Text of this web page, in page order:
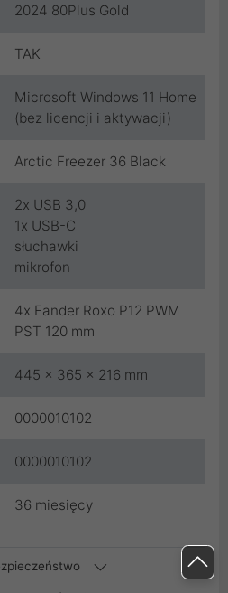
2024 80Plus Gold
TAK
Microsoft Windows 11 Home
(bez licencji i aktywacji)
Arctic Freezer 36 Black
2x USB 3,0
1x USB-C
słuchawki
mikrofon
4x Fander Roxo P12 PWM
PST 120 mm
445 x 365 x 216 mm
0000010102
0000010102
36 miesięcy